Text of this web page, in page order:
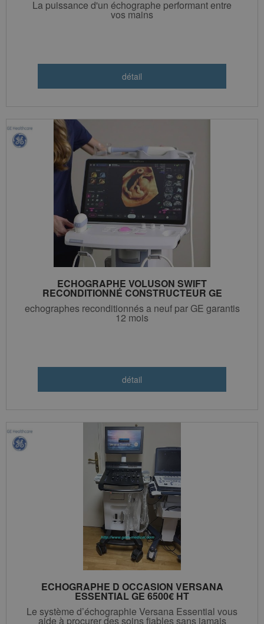
La puissance d'un échographe performant entre
vos mains
ECHOGRAPHE VOLUSON SWIFT
RECONDITIONNÉ CONSTRUCTEUR GE
echographes reconditionnés a neuf par GE garantis
12 mois
ECHOGRAPHE D OCCASION VERSANA
ESSENTIAL GE 6500€ HT
Le système d’échographie Versana Essential vous
aide à procurer des soins fiables sans jamais